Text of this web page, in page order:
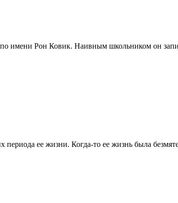
имени Рон Ковик. Наивным школьником он
ее жизни. Когда-то ее жизнь была